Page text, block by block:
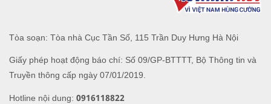
Tòa soạn: Tòa nhà Cục Tần Số, 115 Trần Duy Hưng Hà Nội
Giấy phép hoạt động báo chí: Số 09/GP-BTTTT, Bộ Thông tin và
Truyền thông cấp ngày 07/01/2019.
Hotline nội dung: 0916118822